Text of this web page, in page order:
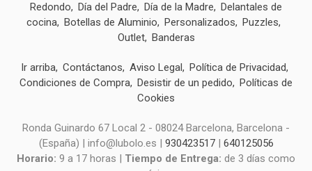
Redondo
Día del Padre Día de la Madre
Delantales de
cocina Botellas de Aluminio Personalizados
Puzzles
Outlet Banderas
Ir arriba Contáctanos Aviso Legal
Política de Privacidad
Condiciones de Compra Desistir de un pedido
Políticas de
Cookies
Ronda Guinardo 67 Local 2 - 08024 Barcelona, Barcelona -
(España) | info@lubolo.es | 930423517| 640125056
Horario: 9 a 17 horas | Tiempo de Entrega: de 3 días como